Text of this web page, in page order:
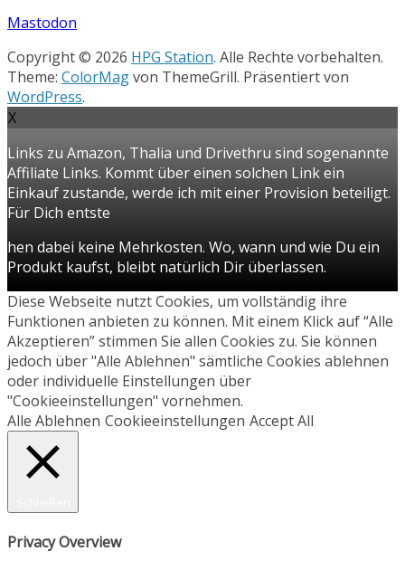
Mastodon
Copyright © 2026 HPG Station. Alle Rechte vorbehalten.
Theme: ColorMagvon ThemeGrill. Präsentiert von
WordPress.
X
Links zu Amazon, Thalia und Drivethru sind sogenannte
Affiliate Links. Kommt über einen solchen Link ein
Einkauf zustande, werde ich mit einer Provision beteiligt.
Für Dich entste
hen dabei keine Mehrkosten. Wo, wann und wie Du ein
Produkt kaufst, bleibt natürlich Dir überlassen.
Diese Webseite nutzt Cookies, um vollständig ihre
Funktionen anbieten zu können. Mit einem Klick auf “Alle
Akzeptieren” stimmen Sie allen Cookies zu. Sie können
jedoch über "Alle Ablehnen" sämtliche Cookies ablehnen
oder individuelle Einstellungen über
"Cookieeinstellungen" vornehmen.
Alle Ablehnen Cookieeinstellungen Accept All
Privacy Overview